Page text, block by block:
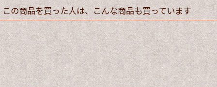
この商品を買った人は、こんな商品も買っています